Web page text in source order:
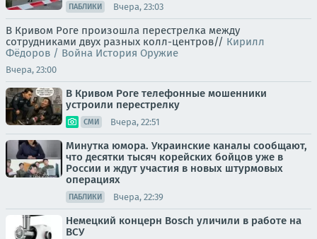
ПАБЛИКИ Вчера, 23:03
В Кривом Роге произошла перестрелка между
сотрудниками двух разных колл-центров// Кирилл
Фёдоров / Война История Оружие
Вчера, 23:00
В Кривом Роге телефонные мошенники
устроили перестрелку
СМИ Вчера, 22:51
Минутка юмора. Украинские каналы сообщают,
что десятки тысяч корейских бойцов уже в
России и ждут участия в новых штурмовых
операциях
ПАБЛИКИ Вчера, 22:39
Немецкий концерн Bosch уличили в работе на
ВСУ